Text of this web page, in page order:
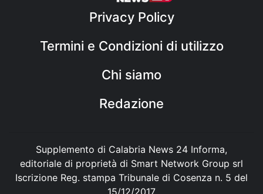
Privacy Policy
Termini e Condizioni di utilizzo
Chi siamo
Redazione
Supplemento di Calabria News 24 Informa,
editoriale di proprietà di Smart Network Group srl
Iscrizione Reg. stampa Tribunale di Cosenza n. 5 del